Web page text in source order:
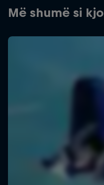
Më shumë si kjo